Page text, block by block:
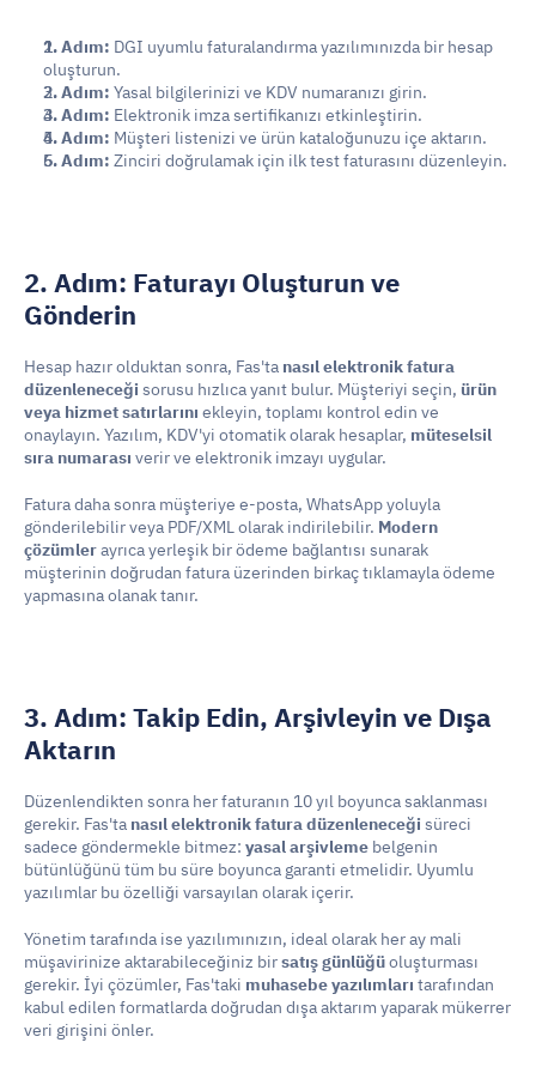
1. Adım: DGI uyumlu faturalandırma yazılımınızda bir hesap
oluşturun.
2. Adım: Yasal bilgilerinizi ve KDV numaranızı girin.
3. Adım: Elektronik imza sertifikanızı etkinleştirin.
4. Adım: Müşteri listenizi ve ürün kataloğunuzu içe aktarın.
5. Adım: Zinciri doğrulamak için ilk test faturasını düzenleyin.
2. Adım: Faturayı Oluşturun ve
Gönderin
Hesap hazır olduktan sonra, Fas'ta nasıl elektronik fatura
düzenleneceği sorusu hızlıca yanıt bulur. Müşteriyi seçin, ürün
veya hizmet satırlarını ekleyin, toplamı kontrol edin ve
onaylayın. Yazılım, KDV'yi otomatik olarak hesaplar, müteselsil
sıra numarası verir ve elektronik imzayı uygular.
Fatura daha sonra müşteriye e-posta, WhatsApp yoluyla
gönderilebilir veya PDF/XML olarak indirilebilir. Modern
çözümler ayrıca yerleşik bir ödeme bağlantısı sunarak
müşterinin doğrudan fatura üzerinden birkaç tıklamayla ödeme
yapmasına olanak tanır.
3. Adım: Takip Edin, Arşivleyin ve Dışa
Aktarın
Düzenlendikten sonra her faturanın 10 yıl boyunca saklanması
gerekir. Fas'ta nasıl elektronik fatura düzenleneceği süreci
sadece göndermekle bitmez: yasal arşivleme belgenin
bütünlüğünü tüm bu süre boyunca garanti etmelidir. Uyumlu
yazılımlar bu özelliği varsayılan olarak içerir.
Yönetim tarafında ise yazılımınızın, ideal olarak her ay mali
müşavirinize aktarabileceğiniz bir satış günlüğü oluşturması
gerekir. İyi çözümler, Fas'taki muhasebe yazılımları tarafından
kabul edilen formatlarda doğrudan dışa aktarım yaparak mükerrer
veri girişini önler.